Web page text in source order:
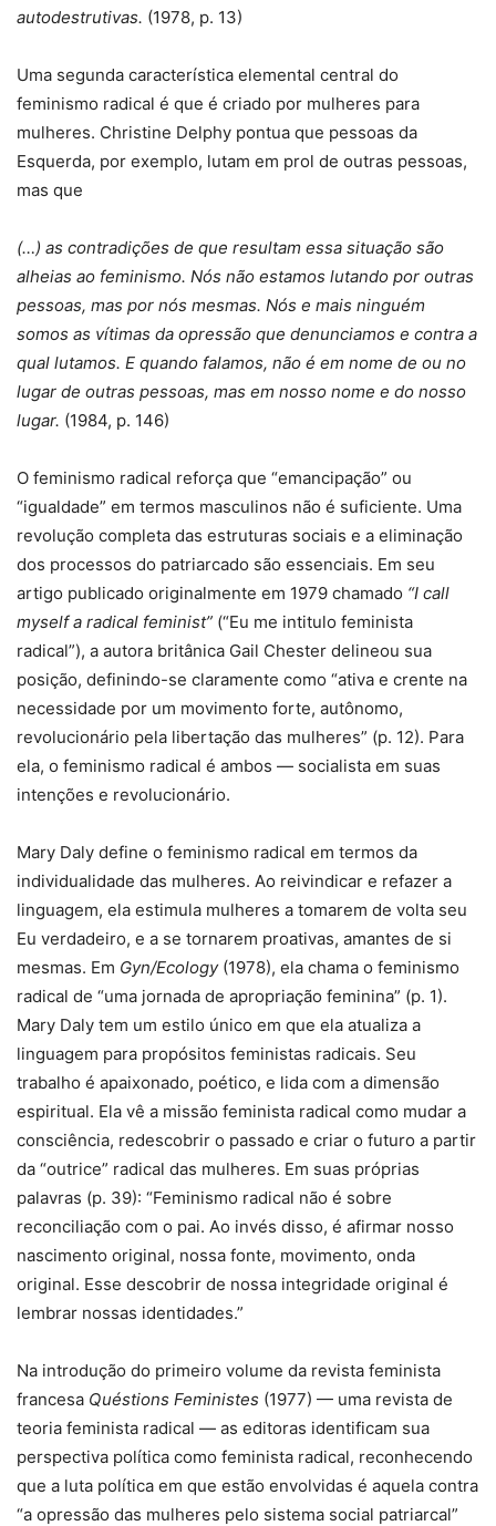
autodestrutivas. (1978, p. 13)
Uma segunda característica elemental central do
feminismo radical é que é criado por mulheres para
mulheres. Christine Delphy pontua que pessoas da
Esquerda, por exemplo, lutam em prol de outras pessoas,
mas que
(…) as contradições de que resultam essa situação são
alheias ao feminismo. Nós não estamos lutando por outras
pessoas, mas por nós mesmas. Nós e mais ninguém
somos as vítimas da opressão que denunciamos e contra a
qual lutamos. E quando falamos, não é em nome de ou no
lugar de outras pessoas, mas em nosso nome e do nosso
lugar. (1984, p. 146)
O feminismo radical reforça que “emancipação” ou
“igualdade” em termos masculinos não é suficiente. Uma
revolução completa das estruturas sociais e a eliminação
dos processos do patriarcado são essenciais. Em seu
artigo publicado originalmente em 1979 chamado “I call
myself a radical feminist” (“Eu me intitulo feminista
radical”), a autora britânica Gail Chester delineou sua
posição, definindo-se claramente como “ativa e crente na
necessidade por um movimento forte, autônomo,
revolucionário pela libertação das mulheres” (p. 12). Para
ela, o feminismo radical é ambos — socialista em suas
intenções e revolucionário.
Mary Daly define o feminismo radical em termos da
individualidade das mulheres. Ao reivindicar e refazer a
linguagem, ela estimula mulheres a tomarem de volta seu
Eu verdadeiro, e a se tornarem proativas, amantes de si
mesmas. Em Gyn/Ecology(1978), ela chama o feminismo
radical de “uma jornada de apropriação feminina” (p. 1).
Mary Daly tem um estilo único em que ela atualiza a
linguagem para propósitos feministas radicais. Seu
trabalho é apaixonado, poético, e lida com a dimensão
espiritual. Ela vê a missão feminista radical como mudar a
consciência, redescobrir o passado e criar o futuro a partir
da “outrice” radical das mulheres. Em suas próprias
palavras (p. 39): “Feminismo radical não é sobre
reconciliação com o pai. Ao invés disso, é afirmar nosso
nascimento original, nossa fonte, movimento, onda
original. Esse descobrir de nossa integridade original é
lembrar nossas identidades.”
Na introdução do primeiro volume da revista feminista
francesa Quéstions Feministes (1977) — uma revista de
teoria feminista radical — as editoras identificam sua
perspectiva política como feminista radical, reconhecendo
que a luta política em que estão envolvidas é aquela contra
“a opressão das mulheres pelo sistema social patriarcal”